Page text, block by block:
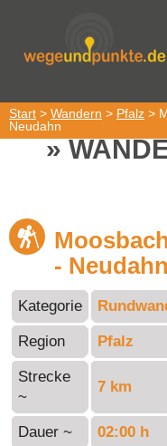
Start > Wandern > Pfalz >
Neudahn
- Neudahn
Kategorie
Region Pfalz
Strecke
~
7 km
Dauer ~ 02:00 h